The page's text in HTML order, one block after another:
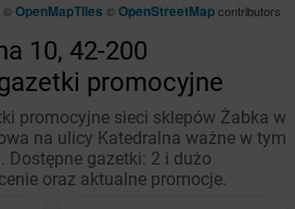
, ©OpenMapTiles ©OpenStreetMapcontributors
10, 42-200
promocyjne
promocyjne sieci sklepów Żabka w
na ulicy Katedralna ważne w tym
Dostępne gazetki: 2 i dużo
oraz aktualne promocje.